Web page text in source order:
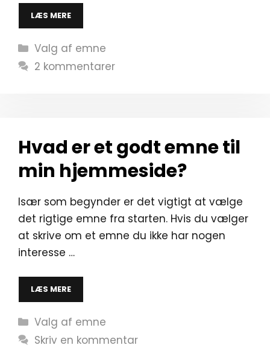
LÆS MERE
Kategorier
Valg af emne
2 kommentarer
Hvad er et godt emne til
min hjemmeside?
Især som begynder er det vigtigt at vælge
det rigtige emne fra starten. Hvis du vælger
at skrive om et emne du ikke har nogen
interesse …
LÆS MERE
Kategorier
Valg af emne
Skriv en kommentar